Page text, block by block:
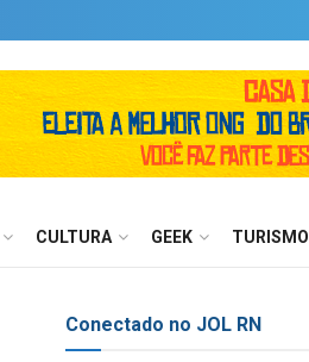
CULTURA GEEK TURISMO
Conectado no JOL RN